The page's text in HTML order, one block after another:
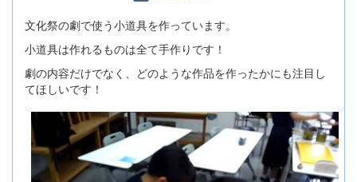
文化祭の劇で使う小道具を作っています。
小道具は作れるものは全て手作りです！
劇の内容だけでなく、どのような作品を作ったかにも注目し
てほしいです！